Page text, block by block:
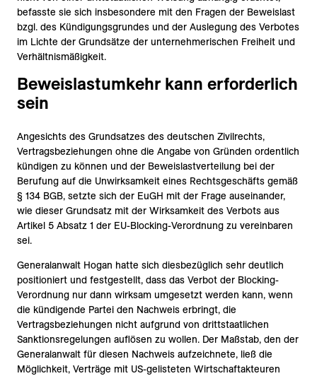
befasste sie sich insbesondere mit den Fragen der Beweislast
bzgl. des Kündigungsgrundes und der Auslegung des Verbotes
im Lichte der Grundsätze der unternehmerischen Freiheit und
Verhältnismäßigkeit.
Beweislastumkehr kann erforderlich
sein
Angesichts des Grundsatzes des deutschen Zivilrechts,
Vertragsbeziehungen ohne die Angabe von Gründen ordentlich
kündigen zu können und der Beweislastverteilung bei der
Berufung auf die Unwirksamkeit eines Rechtsgeschäfts gemäß
§ 134 BGB, setzte sich der EuGH mit der Frage auseinander,
wie dieser Grundsatz mit der Wirksamkeit des Verbots aus
Artikel 5 Absatz 1 der EU-Blocking-Verordnung zu vereinbaren
sei.
Generalanwalt Hogan hatte sich diesbezüglich sehr deutlich
positioniert und festgestellt, dass das Verbot der Blocking-
Verordnung nur dann wirksam umgesetzt werden kann, wenn
die kündigende Partei den Nachweis erbringt, die
Vertragsbeziehungen nicht aufgrund von drittstaatlichen
Sanktionsregelungen auflösen zu wollen. Der Maßstab, den der
Generalanwalt für diesen Nachweis aufzeichnete, ließ die
Möglichkeit, Verträge mit US-gelisteten Wirtschaftakteuren